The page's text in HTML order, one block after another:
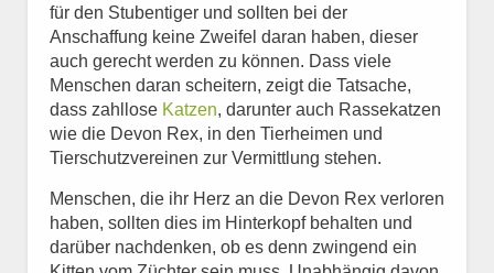
für den Stubentiger und sollten bei der
Anschaffung keine Zweifel daran haben, dieser
auch gerecht werden zu können. Dass viele
Menschen daran scheitern, zeigt die Tatsache,
dass zahllose Katzen, darunter auch Rassekatzen
wie die Devon Rex, in den Tierheimen und
Tierschutzvereinen zur Vermittlung stehen.
Menschen, die ihr Herz an die Devon Rex verloren
haben, sollten dies im Hinterkopf behalten und
darüber nachdenken, ob es denn zwingend ein